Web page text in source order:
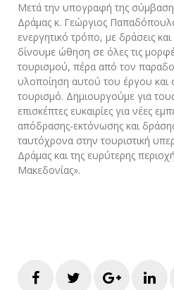
Μετά την υπογραφή της
Δράμας κ. Γεώργιος
ενεργητικό τρόπο, με δράσεις
δίνουμε ώθηση σε όλες τις
τουρισμού, πέρα από τον
υλοποίηση αυτού του έργου και
τουρισμό. Δημιουργούμε για
επισκέπτες ευκαιρίες για νέες
απόδρασης-εκτόνωσης και
ταυτόχρονα στην τουριστική
Δράμας και της ευρύτερης
Μακεδονίας».
FacebookTwitterGoogle+